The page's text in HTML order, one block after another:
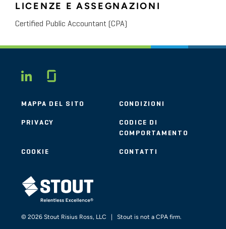
LICENZE E ASSEGNAZIONI
Certified Public Accountant (CPA)
LINKEDIN
MAPPA DEL SITO CONDIZIONI
PRIVACY
CODICE DI
COMPORTAMENTO
COOKIE CONTATTI
STOUT LOGO
© 2026 Stout Risius Ross, LLC | Stout is not a CPA firm.